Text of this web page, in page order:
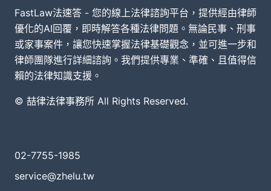
FastLaw法速答 - 您的線上法律諮詢平台，提供經由律師
優化的AI回覆，即時解答各種法律問題。無論民事、刑事
或家事案件，讓您快速掌握法律基礎觀念，並可進一步和
律師團隊進行詳細諮詢。我們提供專業、準確、且值得信
賴的法律知識支援。
© 喆律法律事務所 All Rights Reserved.
02-7755-1985
service@zhelu.tw